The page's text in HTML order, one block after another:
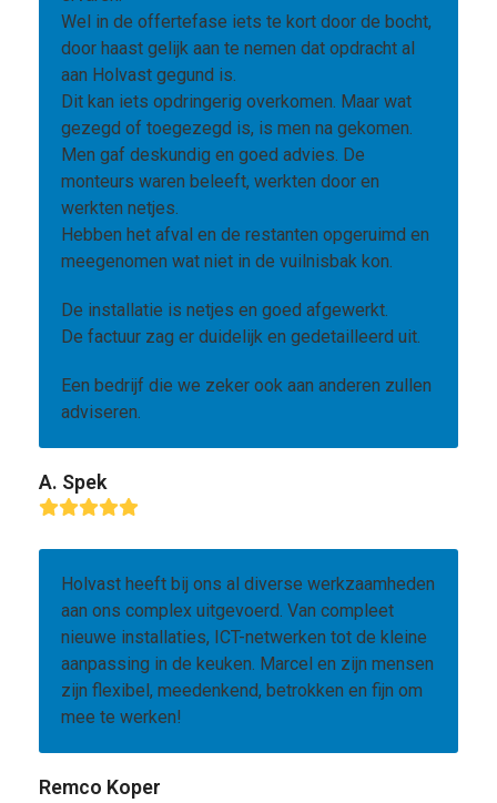
Wel in de offertefase iets te kort door de bocht,
door haast gelijk aan te nemen dat opdracht al
aan Holvast gegund is.
Dit kan iets opdringerig overkomen. Maar wat
gezegd of toegezegd is, is men na gekomen.
Men gaf deskundig en goed advies. De
monteurs waren beleeft, werkten door en
werkten netjes.
Hebben het afval en de restanten opgeruimd en
meegenomen wat niet in de vuilnisbak kon.
De installatie is netjes en goed afgewerkt.
De factuur zag er duidelijk en gedetailleerd uit.
Een bedrijf die we zeker ook aan anderen zullen
adviseren.
A. Spek
Rating:
Holvast heeft bij ons al diverse werkzaamheden
aan ons complex uitgevoerd. Van compleet
nieuwe installaties, ICT-netwerken tot de kleine
aanpassing in de keuken. Marcel en zijn mensen
zijn flexibel, meedenkend, betrokken en fijn om
mee te werken!
Remco Koper